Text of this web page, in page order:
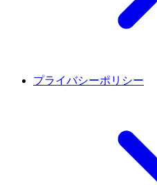
プライバシーポリシー